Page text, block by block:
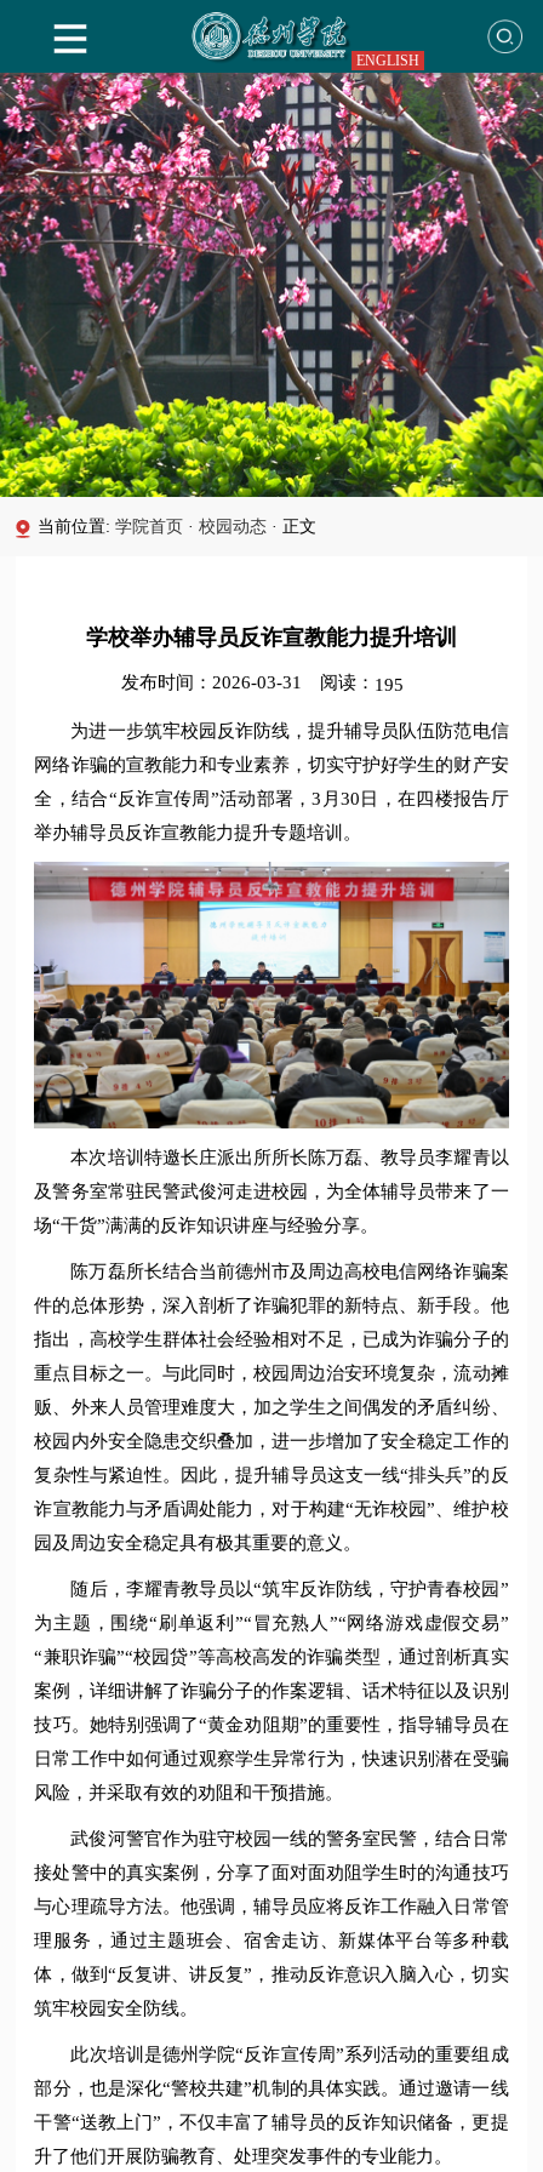
ENGLISH
当前位置:学院首页 · 校园动态 · 正文
学校举办辅导员反诈宣教能力提升培训
发布时间：2026-03-31 阅读： 195
为进一步筑牢校园反诈防线，提升辅导员队伍防范电信
网络诈骗的宣教能力和专业素养，切实守护好学生的财产安
全，结合“反诈宣传周”活动部署，3月30日，在四楼报告厅
举办辅导员反诈宣教能力提升专题培训。
本次培训特邀长庄派出所所长陈万磊、教导员李耀青以
及警务室常驻民警武俊河走进校园，为全体辅导员带来了一
场“干货”满满的反诈知识讲座与经验分享。
陈万磊所长结合当前德州市及周边高校电信网络诈骗案
件的总体形势，深入剖析了诈骗犯罪的新特点、新手段。他
指出，高校学生群体社会经验相对不足，已成为诈骗分子的
重点目标之一。与此同时，校园周边治安环境复杂，流动摊
贩、外来人员管理难度大，加之学生之间偶发的矛盾纠纷、
校园内外安全隐患交织叠加，进一步增加了安全稳定工作的
复杂性与紧迫性。因此，提升辅导员这支一线“排头兵”的反
诈宣教能力与矛盾调处能力，对于构建“无诈校园”、维护校
园及周边安全稳定具有极其重要的意义。
随后，李耀青教导员以“筑牢反诈防线，守护青春校园”
为主题，围绕“刷单返利”“冒充熟人”“网络游戏虚假交易”
“兼职诈骗”“校园贷”等高校高发的诈骗类型，通过剖析真实
案例，详细讲解了诈骗分子的作案逻辑、话术特征以及识别
技巧。她特别强调了“黄金劝阻期”的重要性，指导辅导员在
日常工作中如何通过观察学生异常行为，快速识别潜在受骗
风险，并采取有效的劝阻和干预措施。
武俊河警官作为驻守校园一线的警务室民警，结合日常
接处警中的真实案例，分享了面对面劝阻学生时的沟通技巧
与心理疏导方法。他强调，辅导员应将反诈工作融入日常管
理服务，通过主题班会、宿舍走访、新媒体平台等多种载
体，做到“反复讲、讲反复”，推动反诈意识入脑入心，切实
筑牢校园安全防线。
此次培训是德州学院“反诈宣传周”系列活动的重要组成
部分，也是深化“警校共建”机制的具体实践。通过邀请一线
干警“送教上门”，不仅丰富了辅导员的反诈知识储备，更提
升了他们开展防骗教育、处理突发事件的专业能力。